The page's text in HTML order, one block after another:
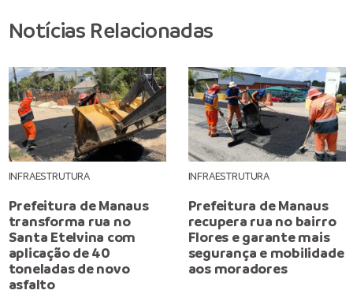
Notícias Relacionadas
INFRAESTRUTURA
Prefeitura de Manaus
transforma rua no
Santa Etelvina com
aplicação de 40
toneladas de novo
asfalto
INFRAESTRUTURA
Prefeitura de Manaus
recupera rua no bairro
Flores e garante mais
segurança e mobilidade
aos moradores